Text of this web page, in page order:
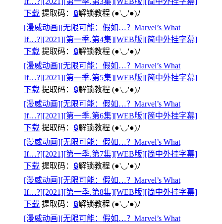
下载 提取码： 🔒解锁教程 (●'◡'●)ﾉ
[漫威动画][无限可能：假如…？Marvel’s What
If…?][2021][第一季.第4集][WEB版][简中外挂字幕]
下载 提取码： 🔒解锁教程 (●'◡'●)ﾉ
[漫威动画][无限可能：假如…？Marvel’s What
If…?][2021][第一季.第5集][WEB版][简中外挂字幕]
下载 提取码： 🔒解锁教程 (●'◡'●)ﾉ
[漫威动画][无限可能：假如…？Marvel’s What
If…?][2021][第一季.第6集][WEB版][简中外挂字幕]
下载 提取码： 🔒解锁教程 (●'◡'●)ﾉ
[漫威动画][无限可能：假如…？Marvel’s What
If…?][2021][第一季.第7集][WEB版][简中外挂字幕]
下载 提取码： 🔒解锁教程 (●'◡'●)ﾉ
[漫威动画][无限可能：假如…？Marvel’s What
If…?][2021][第一季.第8集][WEB版][简中外挂字幕]
下载 提取码： 🔒解锁教程 (●'◡'●)ﾉ
[漫威动画][无限可能：假如…？Marvel’s What